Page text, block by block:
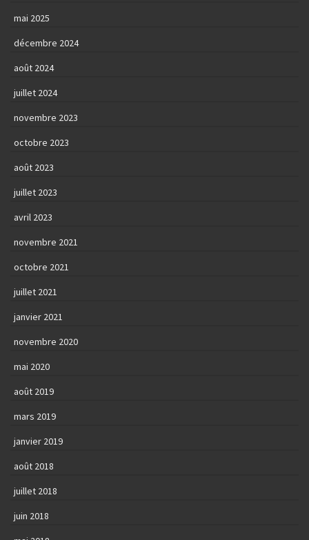
mai 2025
décembre 2024
août 2024
juillet 2024
novembre 2023
octobre 2023
août 2023
juillet 2023
avril 2023
novembre 2021
octobre 2021
juillet 2021
janvier 2021
novembre 2020
mai 2020
août 2019
mars 2019
janvier 2019
août 2018
juillet 2018
juin 2018